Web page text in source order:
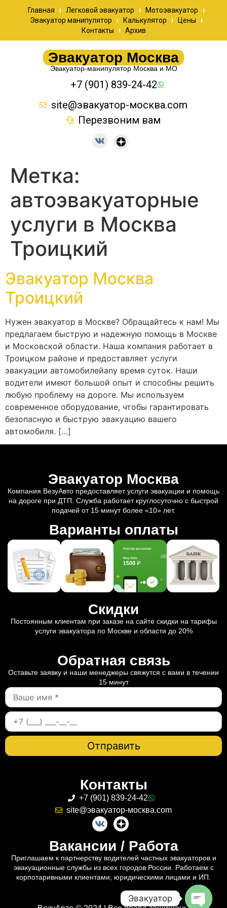
Главная Легковой эвакуатор
Мотоэвакуатор
Эвакуатор манипулятор
Калькулятор
Цены
Контакты
Архив
Эвакуатор Москва
Эвакуатор-манипулятор Москва и МО
+7 (901) 839-24-42
site@эвакуатор-москва.com
Перезвоним вам
Метка:
автоэвакуаторные
услуги в Москва
Троицкий
Эвакуатор Москва
Троицкий
Нужен эвакуатор в Москве? Обращайтесь к нам! Мы
предлагаем быструю и надежную помощь в Москве
и Московской области. Наша компания работает в
Троицком районе и предоставляет услуги
эвакуации автомобилейany время суток. Наши
водители имеют большой опыт и способны решить
любую проблему на дороге. Мы используем
современное оборудование, чтобы гарантировать
безопасную и быструю эвакуацию вашего
автомобиля. […]
Эвакуатор Москва
Компания ВезуАвто предоставляет услуги эвакуации и помощь
на дороге при ДТП. Служба работает круглосуточно с быстрой
подачей от 15 минут более «10» лет.
Варианты оплаты
Скидки
Постоянным клиентам при заказе на сайте скидки на тарифы
услуги эвакуатора по Москве и области до 20%
Обратная связь
Оставьте заявку и наши менеджеры свяжутся с вами в течении
15 минут
Контакты
+7 (901) 839-24-42
site@эвакуатор-москва.com
Вакансии / Работа
Приглашаем к партнерству водителей частных эвакуаторов и
эвакуационные службы из всех городов России. Работаем с
корпотаривными клиентами, юридическими лицами и ИП.
Эвакуатор